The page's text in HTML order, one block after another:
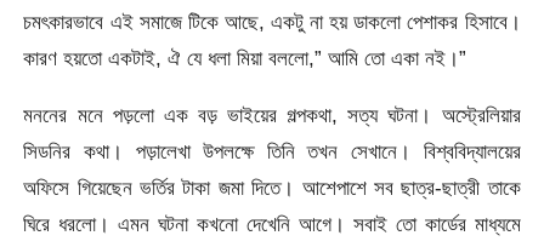
চমৎকারভাবে এই সমাজে টিকে আছে, একটু না হয় ডাকলো পেশাকর হিসাবে।
কারণ হয়তো একটাই, ঐ যে ধলা মিয়া বললো,” আমি তো একা নই।”
মননের মনে পড়লো এক বড় ভাইয়ের গল্পকথা, সত্য ঘটনা। অস্ট্রেলিয়ার
সিডনির কথা। পড়ালেখা উপলক্ষে তিনি তখন সেখানে। বিশ্ববিদ্যালয়ের
অফিসে গিয়েছেন ভর্তির টাকা জমা দিতে। আশেপাশে সব ছাত্র-ছাত্রী তাকে
ঘিরে ধরলো। এমন ঘটনা কখনো দেখেনি আগে। সবাই তো কার্ডের মাধ্যমে